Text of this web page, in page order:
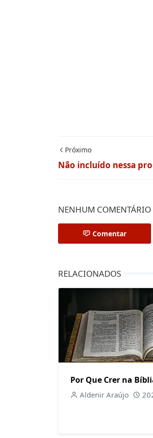
Próximo
Não incluído nessa
NENHUM COMENTÁRIO
Comentar
RELACIONADOS
Por Que Crer na
Aldenir Araújo